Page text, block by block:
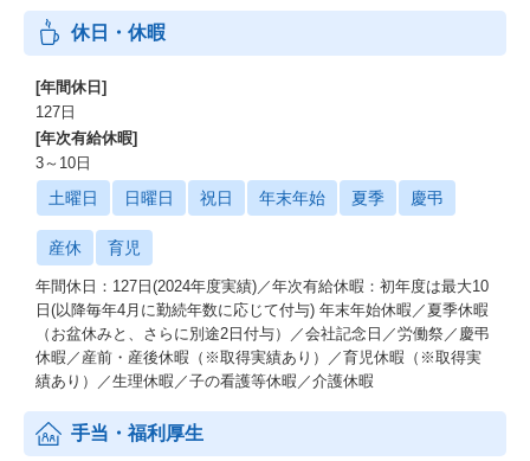
休日・休暇
[年間休日]
127日
[年次有給休暇]
3～10日
土曜日 日曜日 祝日 年末年始 夏季 慶弔
産休 育児
年間休日：127日(2024年度実績)／年次有給休暇：初年度は最大10
日(以降毎年4月に勤続年数に応じて付与) 年末年始休暇／夏季休暇
（お盆休みと、さらに別途2日付与）／会社記念日／労働祭／慶弔
休暇／産前・産後休暇（※取得実績あり）／育児休暇（※取得実
績あり）／生理休暇／子の看護等休暇／介護休暇
手当・福利厚生